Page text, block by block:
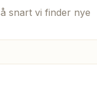
snart vi finder nye